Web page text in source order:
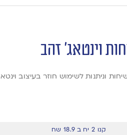
וינטאג׳ זהב
קנו 2 יח ב 18.9 שח